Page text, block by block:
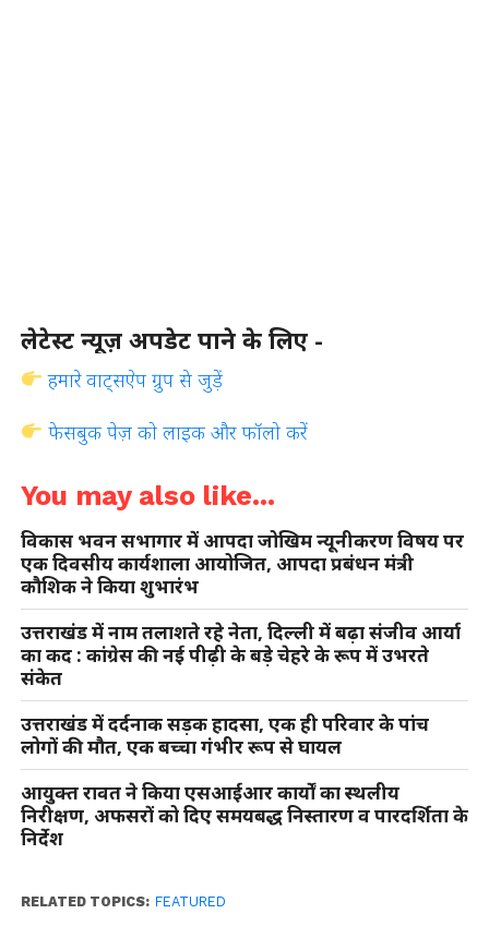
लेटेस्ट न्यूज़ अपडेट पाने के लिए -
हमारे वाट्सऐप ग्रुप से जुड़ें
फेसबुक पेज़ को लाइक और फॉलो करें
You may also like...
विकास भवन सभागार में आपदा जोखिम न्यूनीकरण विषय पर
एक दिवसीय कार्यशाला आयोजित, आपदा प्रबंधन मंत्री
कौशिक ने किया शुभारंभ
उत्तराखंड में नाम तलाशते रहे नेता, दिल्ली में बढ़ा संजीव आर्या
का कद : कांग्रेस की नई पीढ़ी के बड़े चेहरे के रूप में उभरते
संकेत
उत्तराखंड में दर्दनाक सड़क हादसा, एक ही परिवार के पांच
लोगों की मौत, एक बच्चा गंभीर रूप से घायल
आयुक्त रावत ने किया एसआईआर कार्यों का स्थलीय
निरीक्षण, अफसरों को दिए समयबद्ध निस्तारण व पारदर्शिता के
निर्देश
RELATED TOPICS: FEATURED